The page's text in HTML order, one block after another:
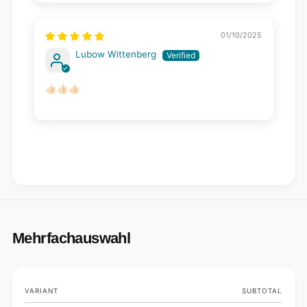
01/10/2025
Lubow Wittenberg
👍🏻👍🏻👍🏻
Mehrfachauswahl
Your
cart
VARIANT SUBTOTAL